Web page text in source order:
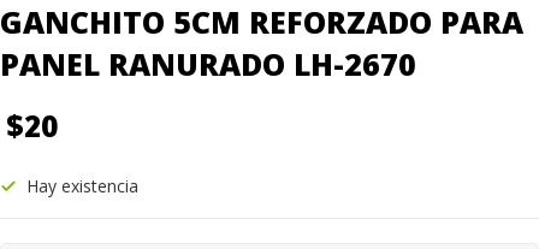
GANCHITO 5CM REFORZADO PARA
PANEL RANURADO LH-2670
$20
Hay existencia